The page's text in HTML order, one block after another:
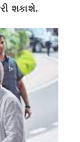
શકાશે.